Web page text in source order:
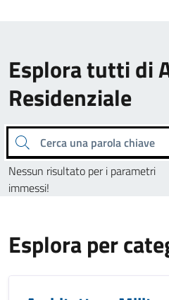
Esplora tutti di
Residenziale
Cerca una parola chiave
Nessun risultato per i parametri
immessi!
Esplora per